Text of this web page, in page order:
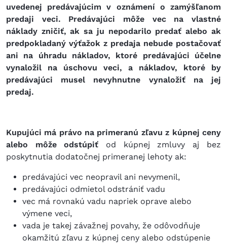
uvedenej predávajúcim v oznámení o zamýšľanom
predaji veci. Predávajúci môže vec na vlastné
náklady zničiť, ak sa ju nepodarilo predať alebo ak
predpokladaný výťažok z predaja nebude postačovať
ani na úhradu nákladov, ktoré predávajúci účelne
vynaložil na úschovu veci, a nákladov, ktoré by
predávajúci musel nevyhnutne vynaložiť na jej
predaj.
Kupujúci má právo na primeranú zľavu z kúpnej ceny
alebo môže odstúpiť od kúpnej zmluvy aj bez
poskytnutia dodatočnej primeranej lehoty ak:
predávajúci vec neopravil ani nevymenil,
predávajúci odmietol odstrániť vadu
vec má rovnakú vadu napriek oprave alebo
výmene veci,
vada je takej závažnej povahy, že odôvodňuje
okamžitú zľavu z kúpnej ceny alebo odstúpenie